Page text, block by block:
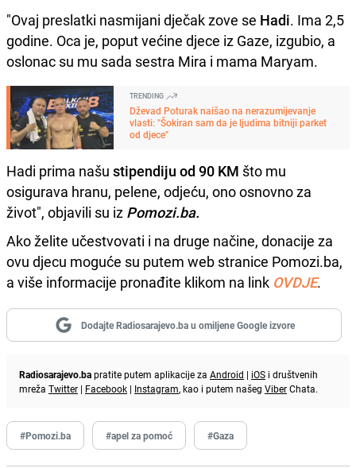
"Ovaj preslatki nasmijani dječak zove se Hadi. Ima 2,5
godine. Oca je, poput većine djece iz Gaze, izgubio, a
oslonac su mu sada sestra Mira i mama Maryam.
TRENDING
Dževad Poturak naišao na nerazumijevanje
vlasti: "Šokiran sam da je ljudima bitniji parket
od djece"
Hadi prima našu stipendiju od 90 KM što mu
osigurava hranu, pelene, odjeću, ono osnovno za
život", objavili su iz Pomozi.ba.
Ako želite učestvovati i na druge načine, donacije za
ovu djecu moguće su putem web stranice Pomozi.ba,
a više informacije pronađite klikom na link OVDJE.
Dodajte Radiosarajevo.ba u omiljene Google izvore
Radiosarajevo.bapratite putem aplikacije za Android | iOS i društvenih
mreža Twitter | Facebook | Instagram, kao i putem našeg ViberChata.
#Pomozi.ba #apel za pomoć #Gaza